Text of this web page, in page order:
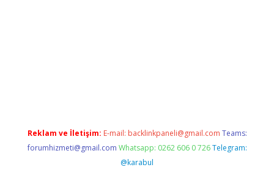
Reklam ve İletişim: E-mail: backlinkpaneli@gmail.com Teams:
forumhizmeti@gmail.com Whatsapp: 0262 606 0 726 Telegram:
@karabul